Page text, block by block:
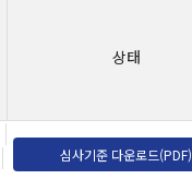
상태
심사기준 다운로드(PDF)